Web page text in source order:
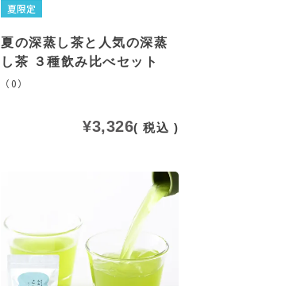
夏限定
夏の深蒸し茶と人気の深蒸
し茶 ３種飲み比べセット
（0）
¥3,326 税込